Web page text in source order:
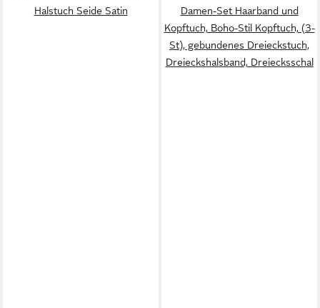
Halstuch Seide Satin
Damen-Set Haarband und
Kopftuch, Boho-Stil Kopftuch, (3-
St), gebundenes Dreieckstuch,
Dreieckshalsband, Dreiecksschal